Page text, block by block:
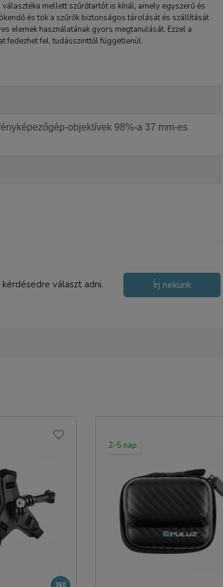
mellett szűrőtartót is kínál, amely egyszerű és
és tok a szűrők biztonságos tárolását és szállítását
elemek használatának gyors megtanulását. Ezzel a
fedezhet fel, tudásszinttől függetlenül.
objektívek 98%-a 37 mm-es
kérdésedre választ adni. Írj nekünk
2-5 nap